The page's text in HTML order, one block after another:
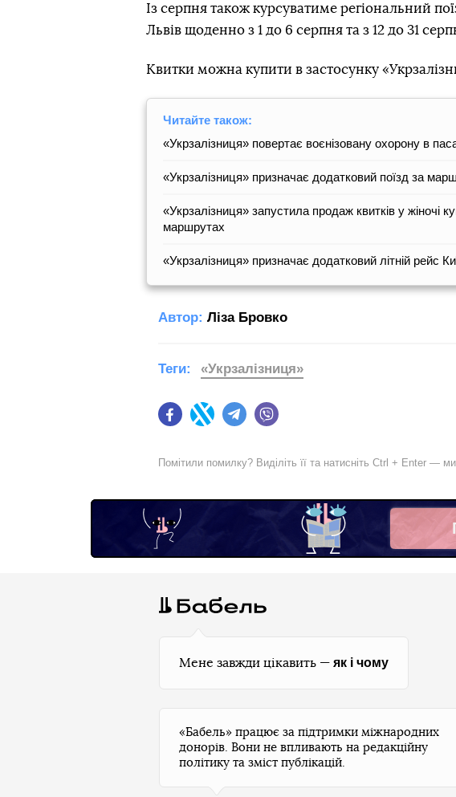
Із серпня також курсуватиме регіональний
Львів щоденно з 1 до 6 серпня та з 12 до 31
Квитки можна купити в застосунку
Читайте також:
«Укрзалізниця» повертає воєнізовану охорону в
«Укрзалізниця» призначає додатковий поїзд за
«Укрзалізниця» запустила продаж квитків у жіночі
маршрутах
«Укрзалізниця» призначає додатковий літній рейс
Автор: Ліза Бровко
FacebookTwitter Telegram
Теги: «Укрзалізниця»
Помітили помилку? Виділіть її та натисніть Ctrl + Enter — ми
Мене завжди цікавить — як і чому
«Бабель» працює за підтримки міжнародних
донорів. Вони не впливають на редакційну
політику та зміст публікацій.